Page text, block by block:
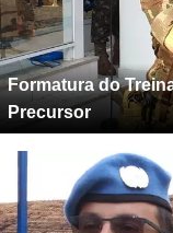
Formatura do
Precursor